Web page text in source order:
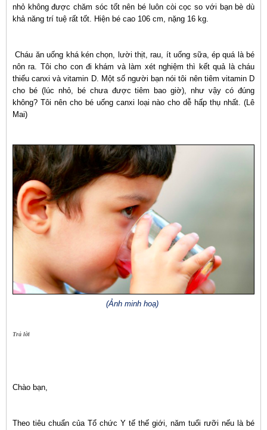
nhỏ không được chăm sóc tốt nên bé luôn còi cọc so với bạn bè dù
khả năng trí tuệ rất tốt. Hiện bé cao 106 cm, nặng 16 kg.
Cháu ăn uống khá kén chọn, lười thịt, rau, ít uống sữa, ép quá là bé
nôn ra. Tôi cho con đi khám và làm xét nghiệm thì kết quả là cháu
thiếu canxi và vitamin D. Một số người bạn nói tôi nên tiêm vitamin D
cho bé (lúc nhỏ, bé chưa được tiêm bao giờ), như vậy có đúng
không? Tôi nên cho bé uống canxi loại nào cho dễ hấp thụ nhất. (Lê
Mai)
(Ảnh minh hoạ)
Trả lời
Chào bạn,
Theo tiêu chuẩn của Tổ chức Y tế thế giới, năm tuổi rưỡi nếu là bé